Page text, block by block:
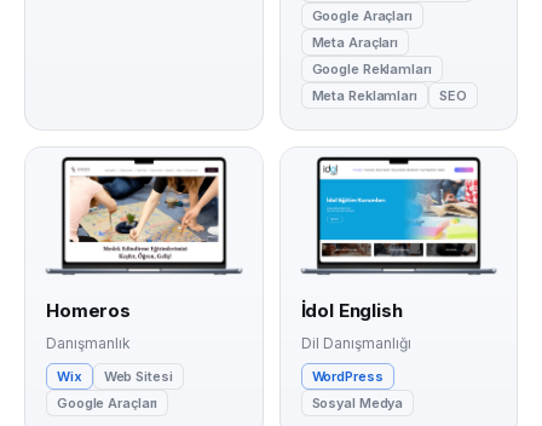
Google Araçları
Meta Araçları
Google Reklamları
Meta Reklamları
SEO
Homeros
Danışmanlık
Wix
Web Sitesi
Google Araçları
İdol English
Dil Danışmanlığı
WordPress
Sosyal Medya